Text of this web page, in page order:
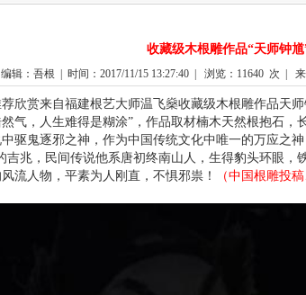
收藏级木根雕作品“天师钟馗
辑：吾根 | 时间：2017/11/15 13:27:40 | 浏览： 11640次 | 来
欣赏来自福建根艺大师温飞燊收藏级木根雕作品天
气，人生难得是糊涂”，作品取材楠木天然根抱石，
驱鬼逐邪之神，作为中国传统文化中唯一的万应之
吉兆，民间传说他系唐初终南山人，生得豹头环眼，
流人物，平素为人刚直，不惧邪祟！
（中国根雕投